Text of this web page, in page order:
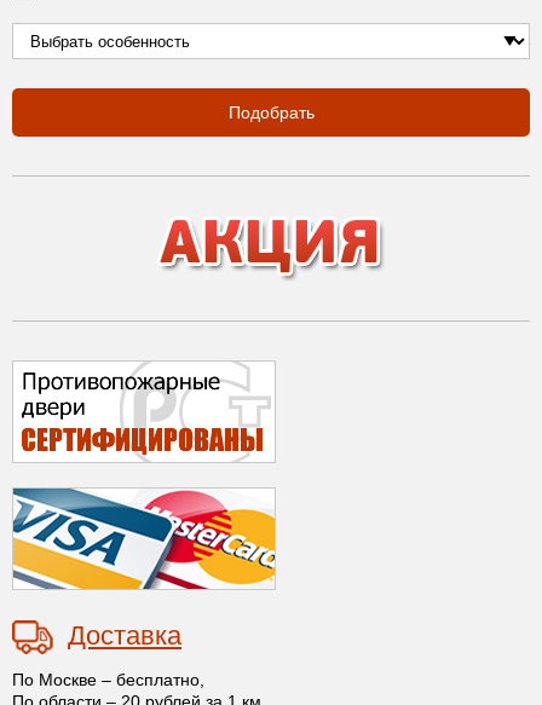
Подобрать
Доставка
По Москве – бесплатно,